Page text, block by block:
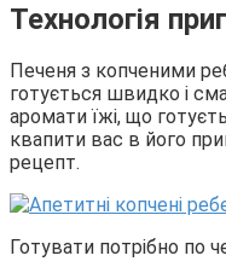
Технологія
Печеня з копченими
готується швидко і
аромати їжі, що
квапити вас в його
рецепт.
Готувати потрібно по